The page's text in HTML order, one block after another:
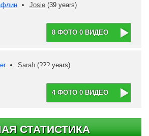
Josie (39 years)
8 ФОТО 0 ВИДЕО
Sarah (??? years)
4 ФОТО 0 ВИДЕО
СТАТИСТИКА